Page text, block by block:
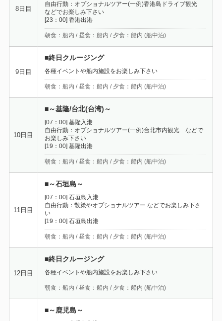
8日目
自由行動：オプショナルツアー(一例)香港島ドライブ観光
などでお楽しみ下さい
[23：00] 香港出港
朝食：船内 / 昼食：船内 / 夕食：船内 (船中泊)
9日目
■終日クルージング
各種イベントや船内施設をお楽しみ下さい
朝食：船内 / 昼食：船内 / 夕食：船内 (船中泊)
10日目
■～基隆/台北(台湾)～
[07：00] 基隆入港
自由行動：オプショナルツアー(一例)台北市内観光 などで
お楽しみ下さい
[19：00] 基隆出港
朝食：船内 / 昼食：船内 / 夕食：船内 (船中泊)
11日目
■～石垣島～
[07：00] 石垣島入港
自由行動：散策やオプショナルツアー などでお楽しみ下さ
い
[19：00] 石垣島出港
朝食：船内 / 昼食：船内 / 夕食：船内 (船中泊)
12日目
■終日クルージング
各種イベントや船内施設をお楽しみ下さい
朝食：船内 / 昼食：船内 / 夕食：船内 (船中泊)
■～鹿児島～